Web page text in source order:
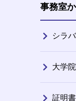
事務室
シラ
大学
証明